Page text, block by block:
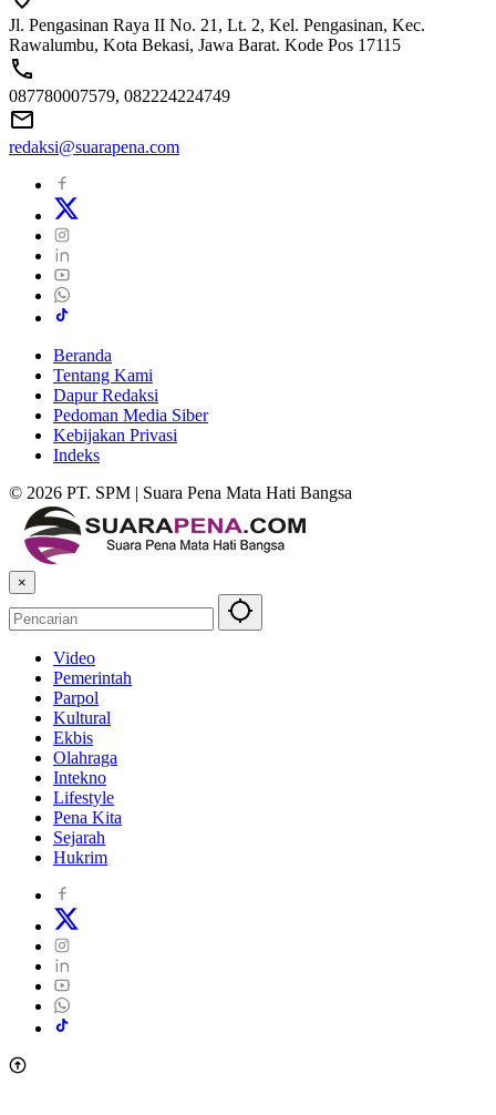
Jl. Pengasinan Raya II No. 21, Lt. 2, Kel. Pengasinan, Kec.
Rawalumbu, Kota Bekasi, Jawa Barat. Kode Pos 17115
087780007579, 082224224749
redaksi@suarapena.com
Beranda
Tentang Kami
Dapur Redaksi
Pedoman Media Siber
Kebijakan Privasi
Indeks
© 2026 PT. SPM | Suara Pena Mata Hati Bangsa
×
Video
Pemerintah
Parpol
Kultural
Ekbis
Olahraga
Intekno
Lifestyle
Pena Kita
Sejarah
Hukrim